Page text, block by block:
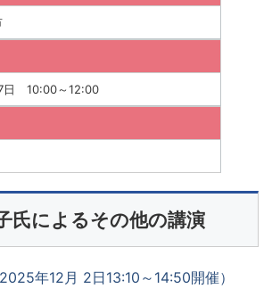
日 10:00～12:00
氏によるその他の講演
年12月 2日13:10～14:50開催）